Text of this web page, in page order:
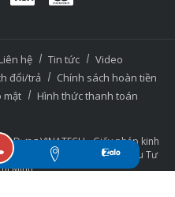
Liên hệ Tin tức
Video
đổi/trả
Chính sách hoàn tiền
mật Hình thức thanh toán
Dựng VINATECH - Giấy phép kinh
2020 bởi Sở Kế Hoạch và Đầu Tư
Minh